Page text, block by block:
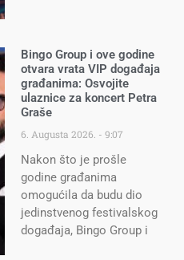
Bingo Group i ove godine
otvara vrata VIP događaja
građanima: Osvojite
ulaznice za koncert Petra
Graše
6. Augusta 2026. 9:07
Nakon što je prošle
godine građanima
omogućila da budu dio
jedinstvenog festivalskog
događaja, Bingo Group i